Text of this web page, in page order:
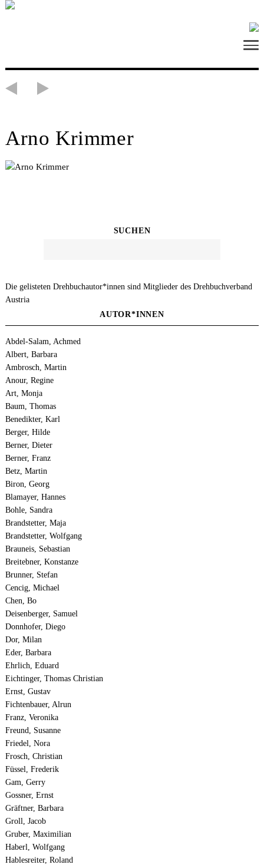
Arno Krimmer
SUCHEN
Die gelisteten Drehbuchautor*innen sind Mitglieder des Drehbuchverband
Austria
AUTOR*INNEN
Abdel-Salam, Achmed
Albert, Barbara
Ambrosch, Martin
Anour, Regine
Art, Monja
Baum, Thomas
Benedikter, Karl
Berger, Hilde
Berner, Dieter
Berner, Franz
Betz, Martin
Biron, Georg
Blamayer, Hannes
Bohle, Sandra
Brandstetter, Maja
Brandstetter, Wolfgang
Brauneis, Sebastian
Breitebner, Konstanze
Brunner, Stefan
Cencig, Michael
Chen, Bo
Deisenberger, Samuel
Donnhofer, Diego
Dor, Milan
Eder, Barbara
Ehrlich, Eduard
Eichtinger, Thomas Christian
Ernst, Gustav
Fichtenbauer, Alrun
Franz, Veronika
Freund, Susanne
Friedel, Nora
Frosch, Christian
Füssel, Frederik
Gam, Gerry
Gossner, Ernst
Gräftner, Barbara
Groll, Jacob
Gruber, Maximilian
Haberl, Wolfgang
Hablesreiter, Roland